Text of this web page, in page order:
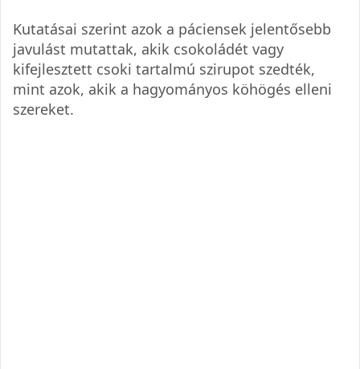
Kutatásai szerint azok a páciensek jelentősebb
javulást mutattak, akik csokoládét vagy
kifejlesztett csoki tartalmú szirupot szedték,
mint azok, akik a hagyományos köhögés elleni
szereket.